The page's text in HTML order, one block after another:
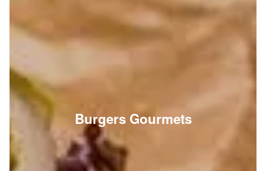
Burgers Gourmets